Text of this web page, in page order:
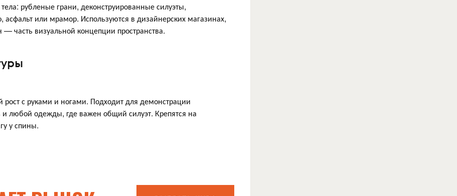
рубленые грани, деконструированные силуэты,
асфальт или мрамор. Используются в дизайнерских магазинах,
часть визуальной концепции пространства.
с руками и ногами. Подходит для демонстрации
и любой одежды, где важен общий силуэт. Крепятся на
у спины.